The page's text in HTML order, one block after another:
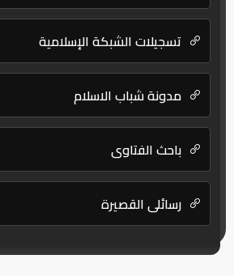
تسجيلات الشبكة الإسلامية
مدونة شباب الاسلام
باحث الفتاوى
رسائلي القصيرة